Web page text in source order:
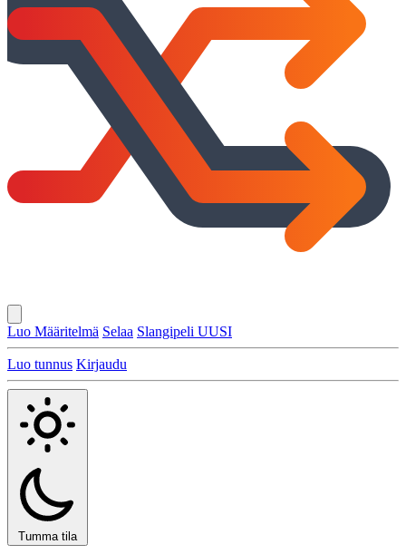
Luo Määritelmä Selaa Slangipeli UUSI
Luo tunnus Kirjaudu
Tumma tila